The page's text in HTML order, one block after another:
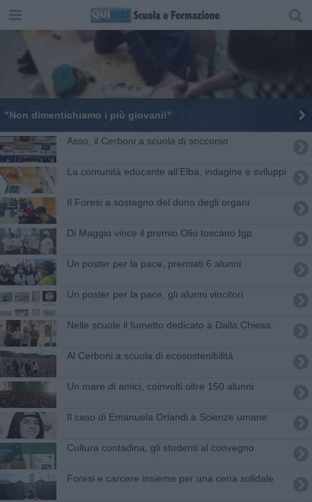
"Non dimentichiamo i più giovani!"
Asso, il Cerboni a scuola di soccorso
La comunità educante all'Elba, indagine e sviluppi
Il Foresi a sostegno del dono degli organi
Di Maggio vince il premio Olio toscano Igp
Un poster per la pace, premiati 6 alunni
Un poster per la pace, gli alunni vincitori
Nelle scuole il fumetto dedicato a Dalla Chiesa
Al Cerboni a scuola di ecosostenibilità
Un mare di amici, coinvolti oltre 150 alunni
Il caso di Emanuela Orlandi a Scienze umane
Cultura contadina, gli studenti al convegno
Foresi e carcere insieme per una cena solidale